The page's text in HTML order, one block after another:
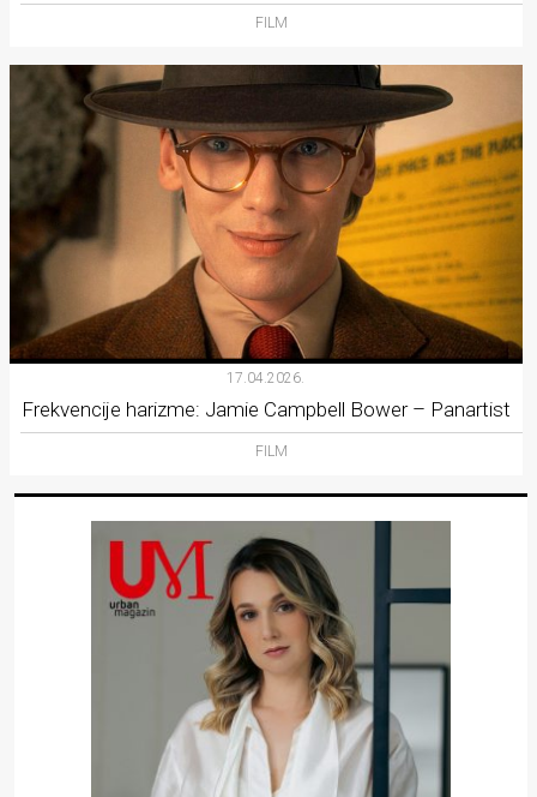
FILM
17.04.2026.
Frekvencije harizme: Jamie Campbell Bower – Panartist
FILM